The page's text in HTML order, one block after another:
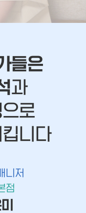
들은
과
으로
니다
니저
점